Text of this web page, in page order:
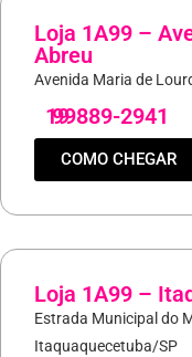
Loja 1A99 –
Abreu
Avenida Maria de
19
99889-2941
COMO CHEGAR
Loja 1A99 –
Estrada Municipal do
Itaquaquecetuba/SP